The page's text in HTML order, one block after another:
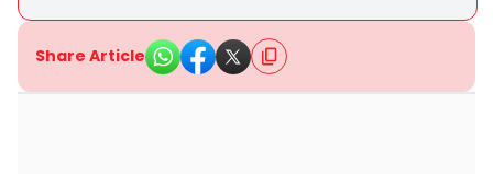
Share Article